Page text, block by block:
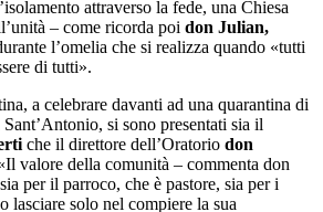
attraverso la fede, una Chiesa
– come ricorda poi don Julian,
l’omelia che si realizza quando «tutti
di tutti».
a celebrare davanti ad una quarantina di
si sono presentati sia il
che il direttore dell’Oratorio don
valore della comunità – commenta don
per il parroco, che è pastore, sia per i
lasciare solo nel compiere la sua